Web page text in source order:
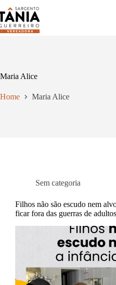
para
o
conteúdo
Maria Alice
Home Maria Alice
Sem categoria
Filhos não são escudo nem
ficar fora das guerras de adultos